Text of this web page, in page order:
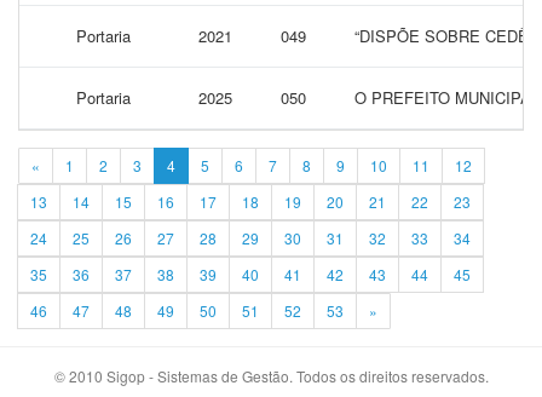
Portaria 2021 049 “DISPÕE SOBRE
Portaria 2025 050 O PREFEITO
« 1 2 3 4 5 6 7 8 9 10 11
12
13
14 15 16 17 18 19 20 21 22
23
24
25 26 27 28 29 30 31 32 33
34
35
36 37 38 39 40 41 42 43 44
45
46
47 48 49 50 51 52 53 »
© 2010 Sigop - Sistemas de Gestão. Todos os direitos reservados.